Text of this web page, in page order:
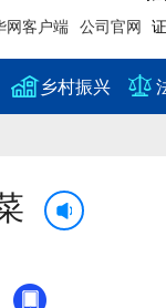
网客户端 公司官网
乡村振兴